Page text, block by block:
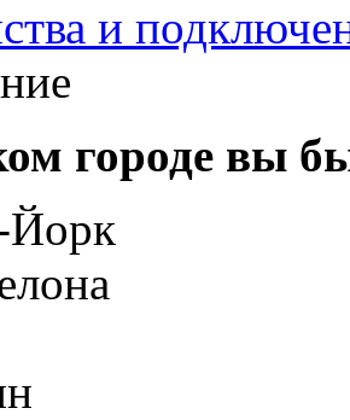
и
городе вы